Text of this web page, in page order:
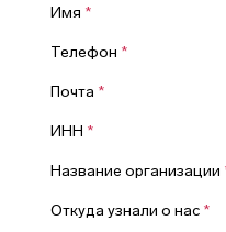
Имя *
Телефон *
Почта *
ИНН *
Название организации
Откуда узнали о нас *